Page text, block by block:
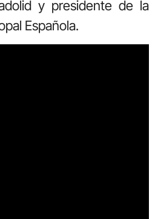
y presidente de la
Española.